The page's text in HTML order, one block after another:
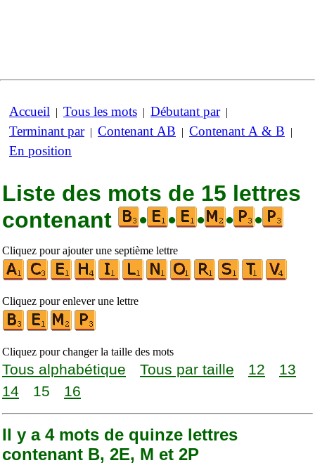
Accueil | Tous les mots | Débutant par|
Terminant par| Contenant AB | Contenant A & B |
En position
Liste des mots de 15 lettres
contenant
• • • • •
Cliquez pour ajouter une septième lettre
Cliquez pour enlever une lettre
Cliquez pour changer la taille des mots
Tous alphabétique Tous par taille 12
13
14
15 16
Il y a 4 mots de quinze lettres
contenant B, 2E, M et 2P